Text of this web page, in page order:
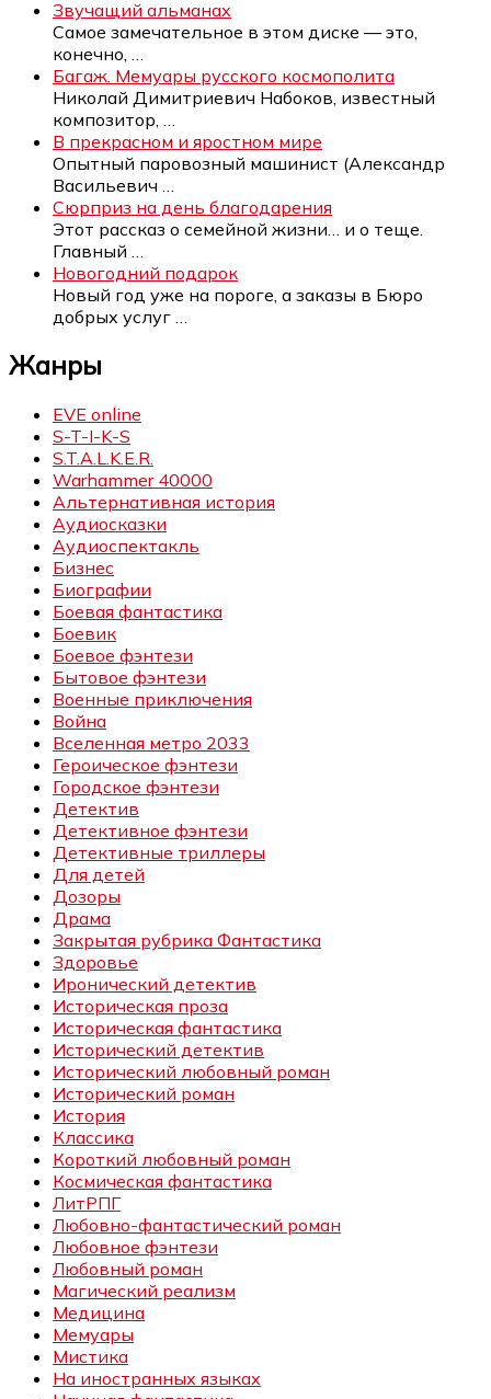
Звучащий альманах
Самое замечательное в этом диске — это,
конечно,
Багаж. Мемуары русского космополита
Николай Димитриевич Набоков, известный
композитор,
В прекрасном и яростном мире
Опытный паровозный машинист (Александр
Васильевич
Сюрприз на день благодарения
Этот рассказ о семейной жизни… и о теще.
Главный
Новогодний подарок
Новый год уже на пороге, а заказы в Бюро
добрых услуг
Жанры
EVE online
S-T-I-K-S
S.T.A.L.K.E.R.
Warhammer 40000
Альтернативная история
Аудиосказки
Аудиоспектакль
Бизнес
Биографии
Боевая фантастика
Боевик
Боевое фэнтези
Бытовое фэнтези
Военные приключения
Война
Вселенная метро 2033
Героическое фэнтези
Городское фэнтези
Детектив
Детективное фэнтези
Детективные триллеры
Для детей
Дозоры
Драма
Закрытая рубрика Фантастика
Здоровье
Иронический детектив
Историческая проза
Историческая фантастика
Исторический детектив
Исторический любовный роман
Исторический роман
История
Классика
Короткий любовный роман
Космическая фантастика
ЛитРПГ
Любовно-фантастический роман
Любовное фэнтези
Любовный роман
Магический реализм
Медицина
Мемуары
Мистика
На иностранных языках